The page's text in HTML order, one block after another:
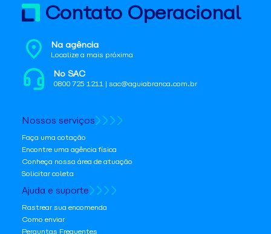
Contato Operacional
Na agência
Localize a mais próxima
No SAC
0800 725 1211 | sac@aguiabranca.com.br
Nossos serviços
Faça uma cotação
Encontre uma agência física
Conheça nossa área de atuação
Solicitar coleta
Ajuda e suporte
Rastrear sua encomenda
Como enviar
Perguntas Frequentes